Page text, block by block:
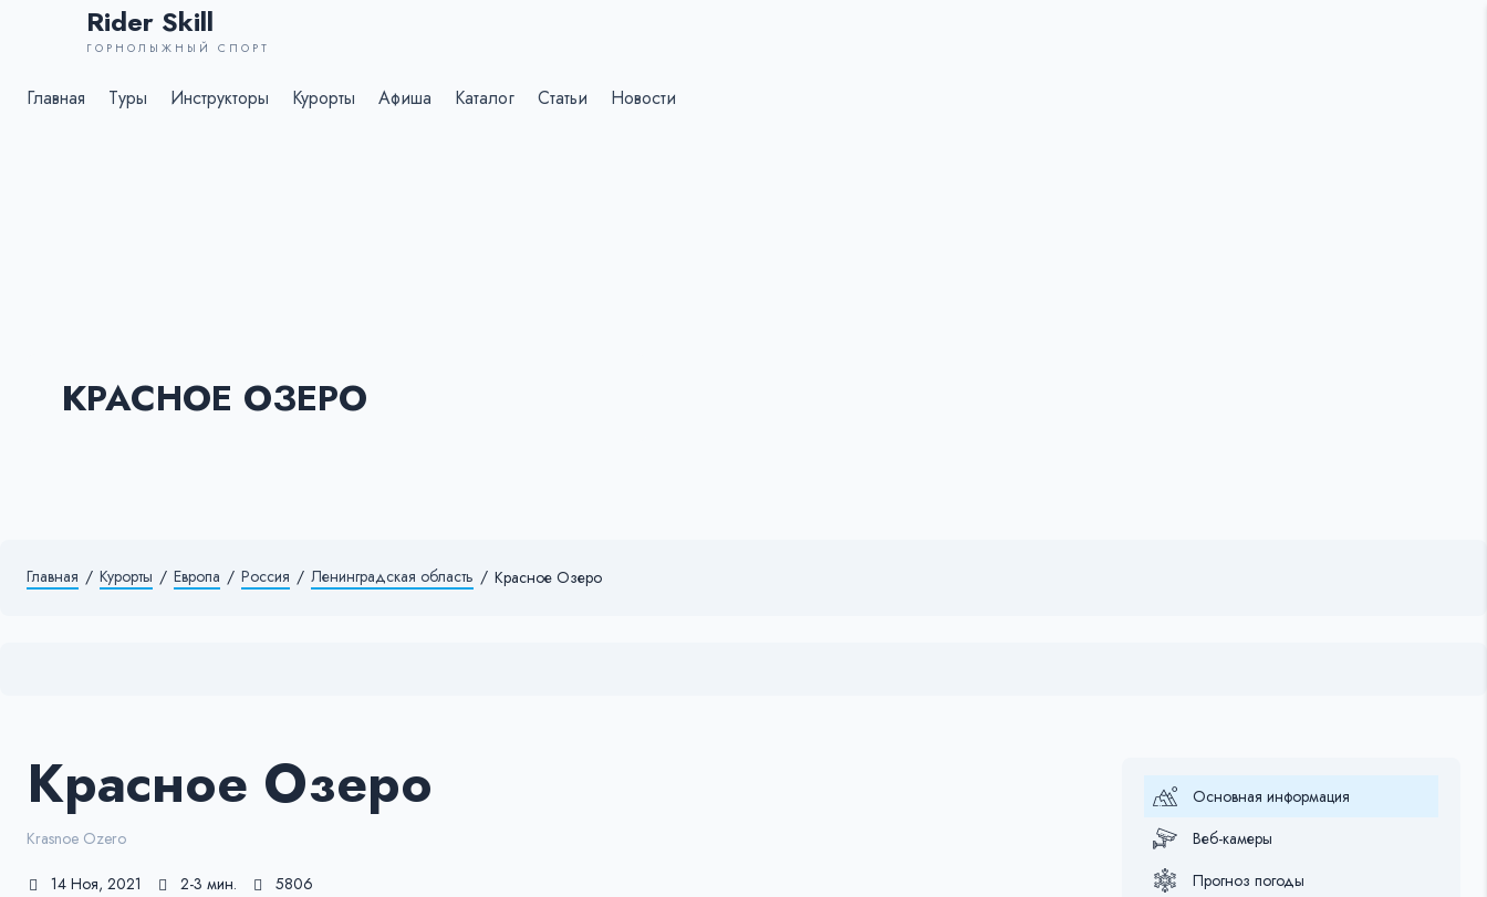
Rider Skill
ГОРНОЛЫЖНЫЙ СПОРТ
Главная Туры Инструкторы Курорты Афиша Каталог Статьи Новости
КРАСНОЕ ОЗЕРО
Главная / Курорты / Европа / Россия / Ленинградская область / Красное Озеро
Красное Озеро
Krasnoe Ozero
14 Ноя, 2021 2-3 мин. 5806
Основная информация
Веб-камеры
Прогноз погоды